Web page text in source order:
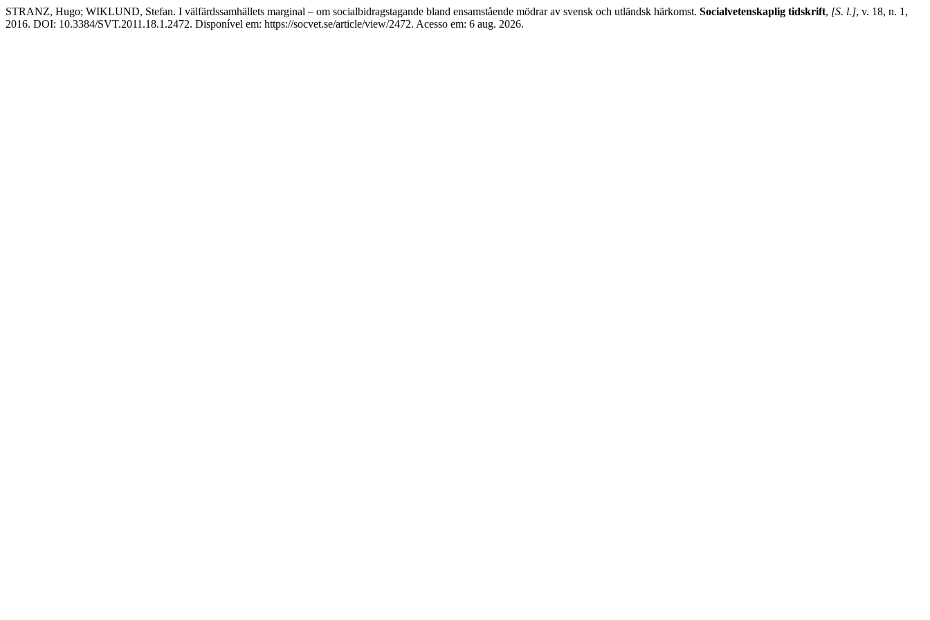
STRANZ, Hugo; WIKLUND, Stefan. I välfärdssamhällets marginal – om socialbidragstagande bland ensamstående mödrar av svensk och utländsk härkomst. Socialvetenskaplig tidskrift, [S. l.], v. 18, n. 1,
2016. DOI: 10.3384/SVT.2011.18.1.2472. Disponível em: https://socvet.se/article/view/2472. Acesso em: 6 aug. 2026.